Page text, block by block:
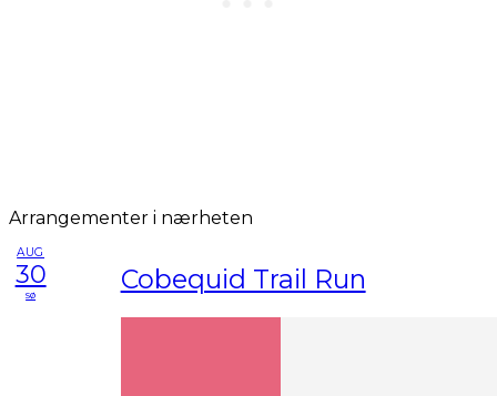
Arrangementer i nærheten
AUG
30
sø Cobequid Trail Run